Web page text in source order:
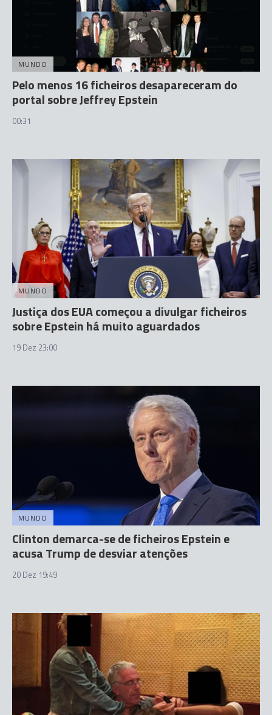
MUNDO
Pelo menos 16 ficheiros desapareceram do
portal sobre Jeffrey Epstein
00:31
MUNDO
Justiça dos EUA começou a divulgar ficheiros
sobre Epstein há muito aguardados
19 Dez 23:00
MUNDO
Clinton demarca-se de ficheiros Epstein e
acusa Trump de desviar atenções
20 Dez 19:49